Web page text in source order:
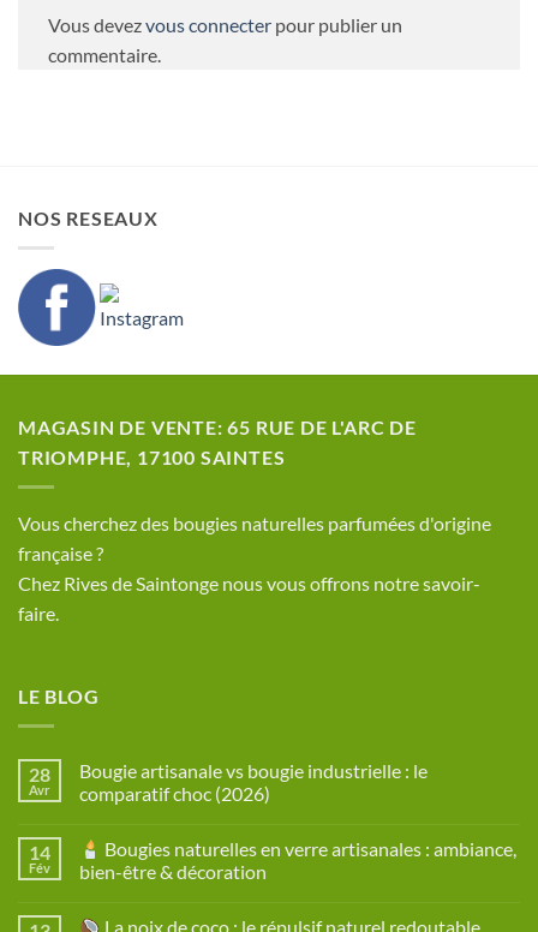
Vous devezvous connecter pour publier un
commentaire.
NOS RESEAUX
MAGASIN DE VENTE: 65 RUE DE L'ARC DE
TRIOMPHE, 17100 SAINTES
​Vous cherchez des bougies naturelles parfumées d'origine
française ?
Chez Rives de Saintonge nous vous offrons notre savoir-
faire.
LE BLOG
28
Avr
Bougie artisanale vs bougie industrielle : le
comparatif choc (2026)
sur
Bougie
artisanale
industrielle
14
Fév
Bougies naturelles en verre artisanales : ambiance,
bien-être & décoration
sur
La noix de coco : le répulsif naturel redoutable